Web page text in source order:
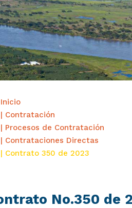
Inicio
| Contratación
| Procesos de Contratación
| Contrataciones Directas
| Contrato 350 de 2023
No.350 de